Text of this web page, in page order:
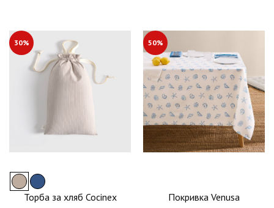
30%
Торба за хляб Cocinex
50%
Покривка Venusa